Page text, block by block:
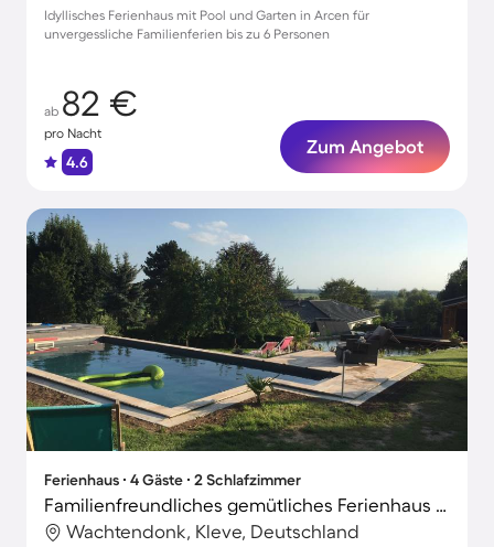
Idyllisches Ferienhaus mit Pool und Garten in Arcen für
unvergessliche Familienferien bis zu 6 Personen
ab 82 €
pro Nacht
4.6
Zum Angebot
Ferienhaus ∙ 4 Gäste ∙ 2 Schlafzimmer
Familienfreundliches gemütliches Ferienhaus mit Terrasse, Garten und Pool | Seeblick
Wachtendonk, Kleve, Deutschland